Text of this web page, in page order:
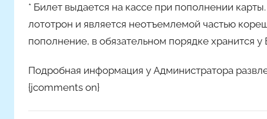
м
Н
а
т
* Билет выдается на кассе при пополнении
лототрон и является неотъемлемой частью
пополнение, в обязательном порядке хранится
Подробная информация у Администратора
{jcomments on}